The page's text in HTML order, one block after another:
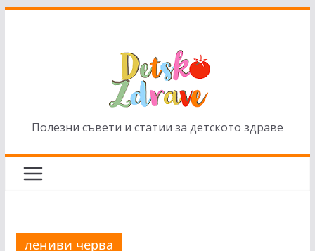
Полезни съвети и статии за детското здраве
лениви черва